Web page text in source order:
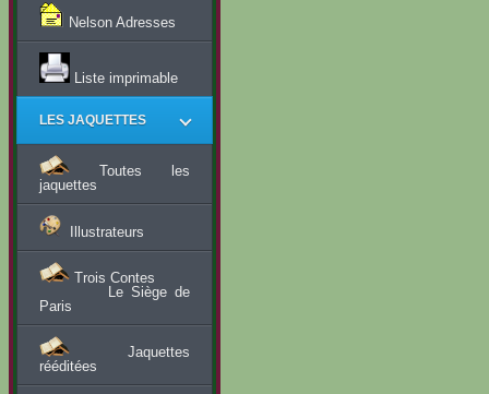
Nelson Adresses
Liste imprimable
LES JAQUETTES
Toutes les
jaquettes
Illustrateurs
Trois Contes
Le Siège de
Paris
Jaquettes
rééditées